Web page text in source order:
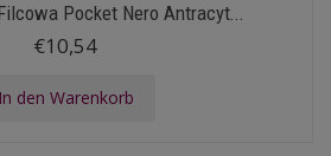
Pocket Nero Antracyt...
€10,54
In den Warenkorb